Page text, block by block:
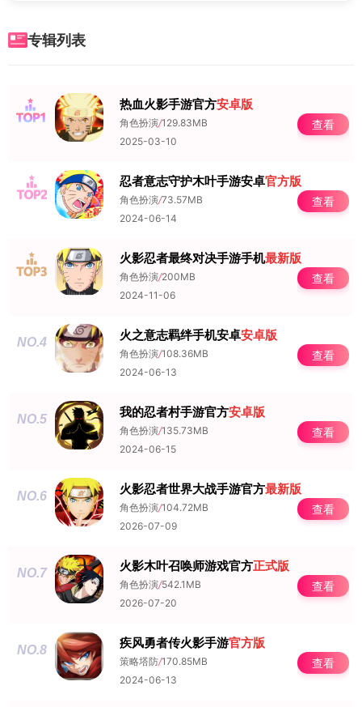
专辑列表
NO.1 热血火影手游官方安卓版
角色扮演/129.83MB
2025-03-10
查看
NO.2 忍者意志守护木叶手游安卓官方版
角色扮演/73.57MB
2024-06-14
查看
NO.3 火影忍者最终对决手游手机最新版
角色扮演/200MB
2024-11-06
查看
NO.4 火之意志羁绊手机安卓安卓版
角色扮演/108.36MB
2024-06-13
查看
NO.5 我的忍者村手游官方安卓版
角色扮演/135.73MB
2024-06-15
查看
NO.6 火影忍者世界大战手游官方最新版
角色扮演/104.72MB
2026-07-09
查看
NO.7 火影木叶召唤师游戏官方正式版
角色扮演/542.1MB
2026-07-20
查看
NO.8 疾风勇者传火影手游官方版
策略塔防/170.85MB
2024-06-13
查看